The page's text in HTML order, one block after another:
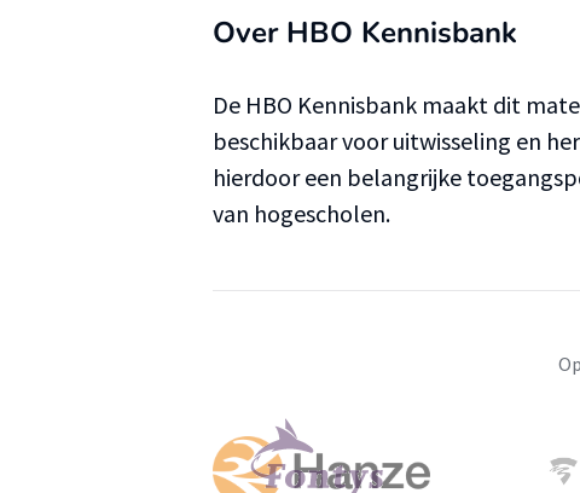
Over HBO Kennisbank
De HBO Kennisbank maakt dit
beschikbaar voor uitwisseling en
hierdoor een belangrijke
van hogescholen.